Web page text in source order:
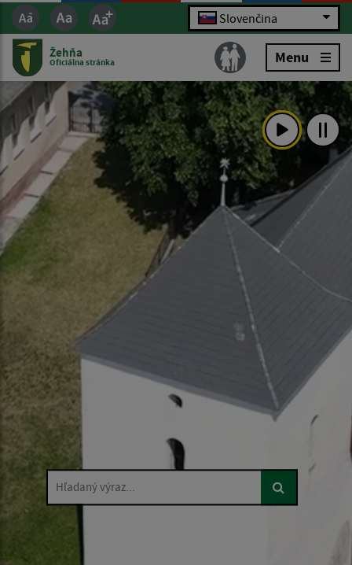
Slovenčina
Žehňa
Oficiálna stránka Menu
Hľadaný výraz...